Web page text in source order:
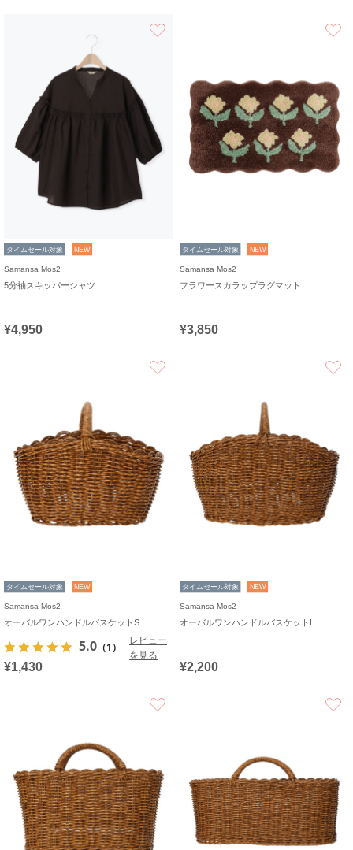
タイムセール対象 NEW
Samansa Mos2
5分袖スキッパーシャツ
¥4,950
タイムセール対象 NEW
Samansa Mos2
フラワースカラップラグマット
¥3,850
タイムセール対象 NEW
Samansa Mos2
オーバルワンハンドルバスケットS
5.0 （1）
レビュー
を見る
¥1,430
タイムセール対象 NEW
Samansa Mos2
オーバルワンハンドルバスケットL
¥2,200